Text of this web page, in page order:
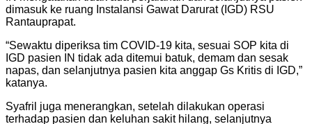
dimasuk ke ruang Instalansi Gawat Darurat (IGD) RSU
Rantauprapat.
“Sewaktu diperiksa tim COVID-19 kita, sesuai SOP kita di
IGD pasien IN tidak ada ditemui batuk, demam dan sesak
napas, dan selanjutnya pasien kita anggap Gs Kritis di IGD,”
katanya.
Syafril juga menerangkan, setelah dilakukan operasi
terhadap pasien dan keluhan sakit hilang, selanjutnya